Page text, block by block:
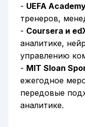
- UEFA
тренеров,
- Coursera и
аналитике,
управлению
- MIT Sloan
ежегодное
передовые
аналитике.